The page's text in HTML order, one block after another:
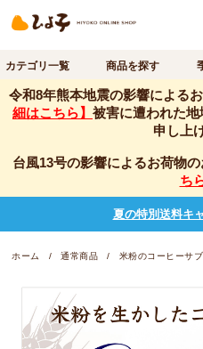
カテゴリ一覧 商品を探す
令和8年熊本地震の影響による
細はこちら】 被害に遭われた
申し上
台風13号の影響によるお荷物
ち
夏の特別送料キ
ホーム 通常商品 米粉のコーヒーサ